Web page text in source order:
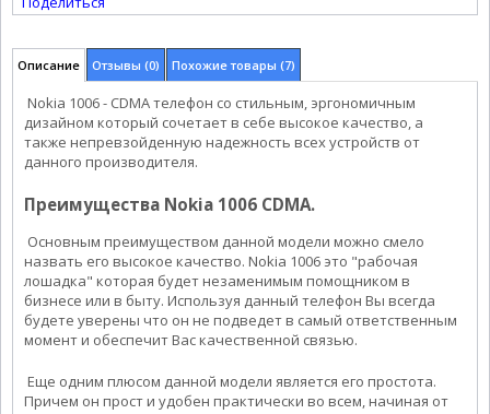
Описание Отзывы (0) Похожие товары (7)
Nokia 1006 - CDMA телефон со стильным, эргономичным
дизайном который сочетает в себе высокое качество, а
также непревзойденную надежность всех устройств от
данного производителя.
Преимущества Nokia 1006 CDMA.
Основным преимуществом данной модели можно смело
назвать его высокое качество. Nokia 1006 это "рабочая
лошадка" которая будет незаменимым помощником в
бизнесе или в быту. Используя данный телефон Вы всегда
будете уверены что он не подведет в самый ответственным
момент и обеспечит Вас качественной связью.
Еще одним плюсом данной модели является его простота.
Причем он прост и удобен практически во всем, начиная от